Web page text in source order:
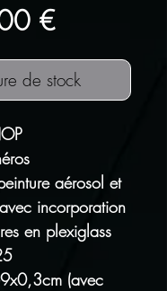
€Prix
de stock
aérosol et
incorporation
en plexiglass
(avec